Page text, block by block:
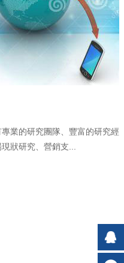
業的研究團隊、豐富的研究經
狀研究、營銷支...